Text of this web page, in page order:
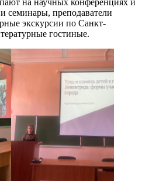
семинары, преподаватели
экскурсии по Санкт-
гостиные.